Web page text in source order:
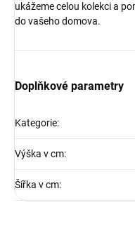
ukážeme celou kolekci a
do vašeho domova.
Doplňkové parametry
Kategorie:
Výška v cm:
Šířka v cm: